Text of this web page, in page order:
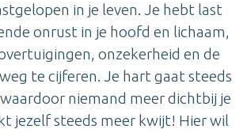
in je leven. Je hebt last
onrust in je hoofd en lichaam,
onzekerheid en de
te cijferen. Je hart gaat steeds
niemand meer dichtbij je
jezelf steeds meer kwijt! Hier wil